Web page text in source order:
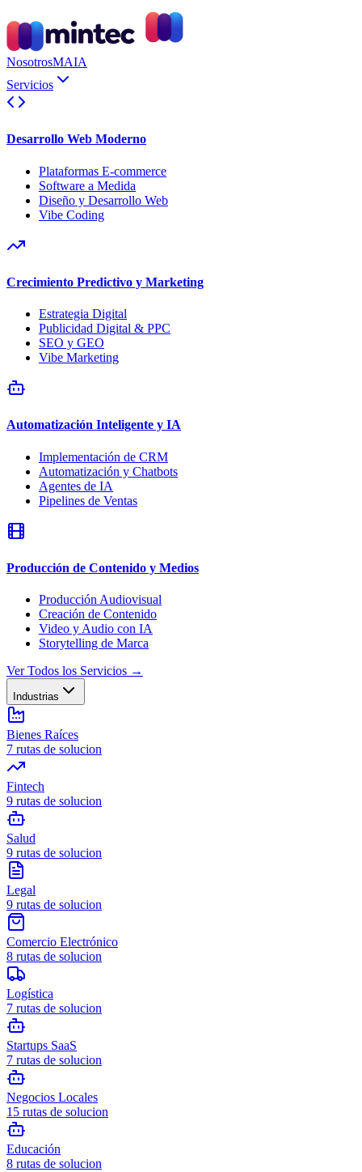
NosotrosMAIA
Servicios
Desarrollo Web Moderno
Plataformas E-commerce
Software a Medida
Diseño y Desarrollo Web
Vibe Coding
Crecimiento Predictivo y Marketing
Estrategia Digital
Publicidad Digital & PPC
SEO y GEO
Vibe Marketing
Automatización Inteligente y IA
Implementación de CRM
Automatización y Chatbots
Agentes de IA
Pipelines de Ventas
Producción de Contenido y Medios
Producción Audiovisual
Creación de Contenido
Video y Audio con IA
Storytelling de Marca
Ver Todos los Servicios →
Industrias
Bienes Raíces
7 rutas de solucion
Fintech
9 rutas de solucion
Salud
9 rutas de solucion
Legal
9 rutas de solucion
Comercio Electrónico
8 rutas de solucion
Logística
7 rutas de solucion
Startups SaaS
7 rutas de solucion
Negocios Locales
15 rutas de solucion
Educación
8 rutas de solucion